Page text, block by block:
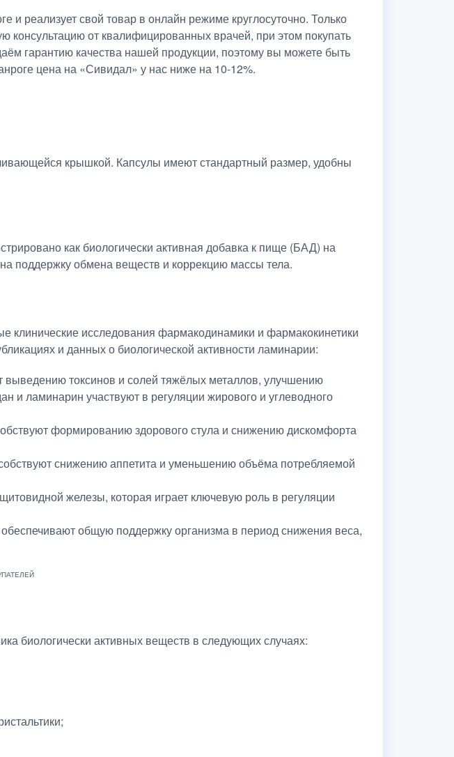
реализует свой товар в онлайн режиме круглосуточно. Только
консультацию от квалифицированных врачей, при этом покупать
гарантию качества нашей продукции, поэтому вы можете быть
цена на «Сивидал» у нас ниже на 10-12%.
крышкой. Капсулы имеют стандартный размер, удобны
как биологически активная добавка к пище (БАД) на
поддержку обмена веществ и коррекцию массы тела.
клинические исследования фармакодинамики и фармакокинетики
и данных о биологической активности ламинарии:
токсинов и солей тяжёлых металлов, улучшению
и ламинарин участвуют в регуляции жирового и углеводного
формированию здорового стула и снижению дискомфорта
снижению аппетита и уменьшению объёма потребляемой
железы, которая играет ключевую роль в регуляции
общую поддержку организма в период снижения веса,
биологически активных веществ в следующих случаях: